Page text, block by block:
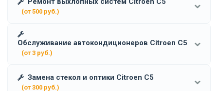
(от 500 руб.)
Обслуживание автокондиционеров Citroen C5
(от 3 руб.)
Замена стекол и оптики Citroen C5
(от 300 руб.)